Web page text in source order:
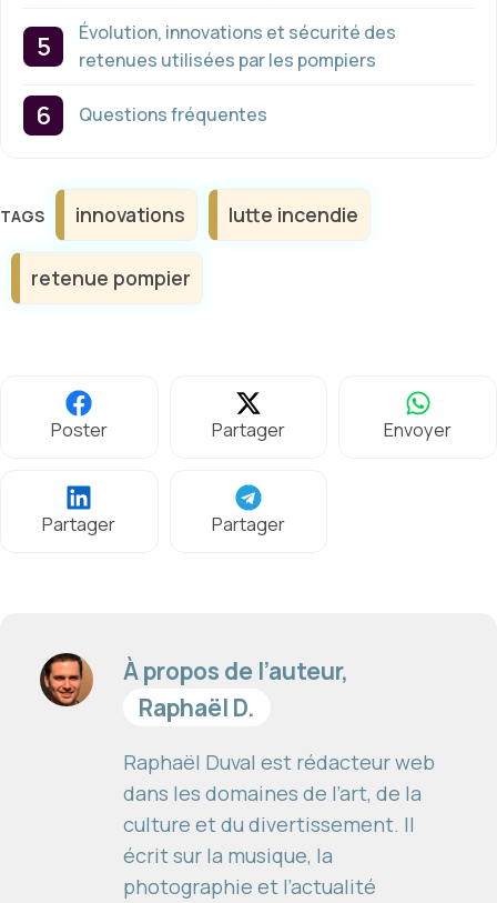
Évolution, innovations et sécurité des
retenues utilisées par les pompiers
Questions fréquentes
Étiquettes
innovations lutte incendie
retenue pompier
Poster Partager Envoyer
Partager Partager
À propos de l’auteur,
Raphaël D.
Raphaël Duval est rédacteur web
dans les domaines de l’art, de la
culture et du divertissement. Il
écrit sur la musique, la
photographie et l’actualité